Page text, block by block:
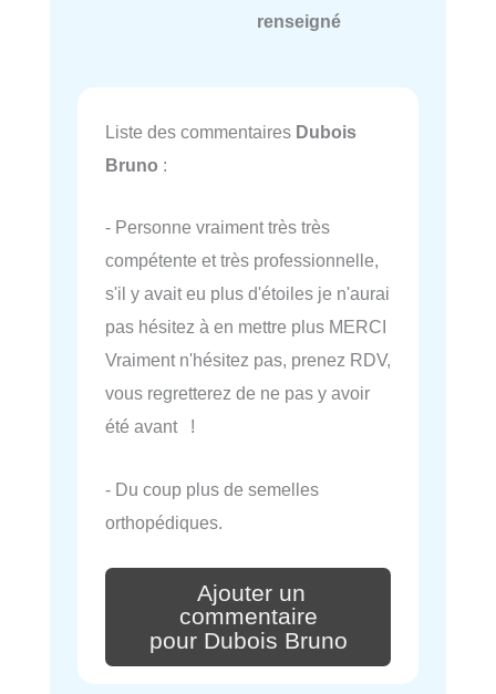
renseigné
Liste des commentaires Dubois
Bruno :
- Personne vraiment très très
compétente et très professionnelle,
s'il y avait eu plus d'étoiles je n'aurai
pas hésitez à en mettre plus MERCI
Vraiment n'hésitez pas, prenez RDV,
vous regretterez de ne pas y avoir
été avant !
- Du coup plus de semelles
orthopédiques.
Ajouter un
commentaire
pour Dubois Bruno